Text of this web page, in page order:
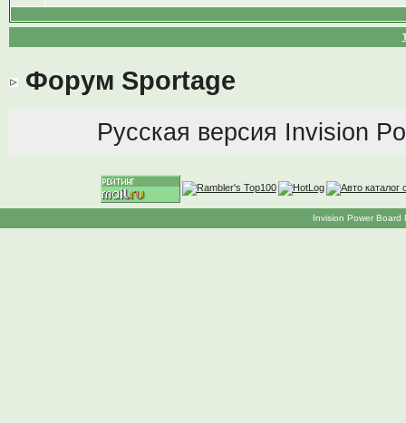
Форум Sportage
Русская версия Invision
Invision Power